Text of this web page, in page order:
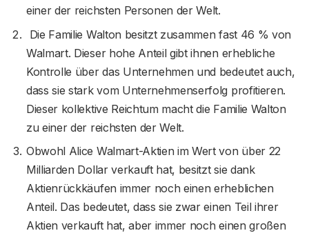
einer der reichsten Personen der Welt.
Die Familie Walton besitzt zusammen fast 46 % von
Walmart. Dieser hohe Anteil gibt ihnen erhebliche
Kontrolle über das Unternehmen und bedeutet auch,
dass sie stark vom Unternehmenserfolg profitieren.
Dieser kollektive Reichtum macht die Familie Walton
zu einer der reichsten der Welt.
Obwohl Alice Walmart-Aktien im Wert von über 22
Milliarden Dollar verkauft hat, besitzt sie dank
Aktienrückkäufen immer noch einen erheblichen
Anteil. Das bedeutet, dass sie zwar einen Teil ihrer
Aktien verkauft hat, aber immer noch einen großen